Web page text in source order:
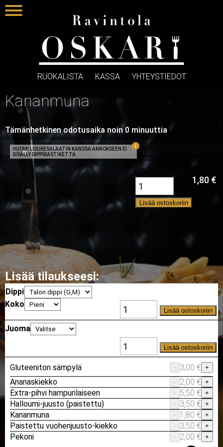
RUOKALISTA KASSA YHTEYSTIEDOT
Kananmuna
Tämänhetkinen odotusaika noin 0 minuuttia
HUOM! LISUKESALAATIN KANSSA ANNOKSEEN EI
SISÄLLY DIPPIKASTIKETTA.
1,80 €
Lisää ostoskoriin
Lisää tilaukseesi:
Dippi
Koko
Lisää ostoskoriin
Juoma
Lisää ostoskoriin
Gluteeniton sämpylä - 3,00 € +
Ananaskiekko - 2,00 € +
Extra-pihvi hampurilaiseen - 5,50 € +
Halloumi-juusto (paistettu) - 3,50 € +
Kananmuna - 1,80 € +
Paistettu vuohenjuusto-kiekko - 3,50 € +
Pekoni - 2,00 € +